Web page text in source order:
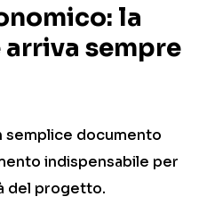
la
sempre
semplice documento
indispensabile per
del progetto.